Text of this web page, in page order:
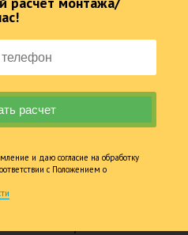
специалистов более 200 лет
и даю согласие на обработку
с Положением о